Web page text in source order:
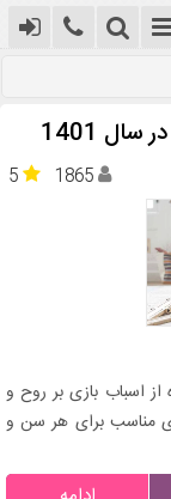
1401
5 1865
اسباب بازی بر روح و
مناسب برای هر سن و